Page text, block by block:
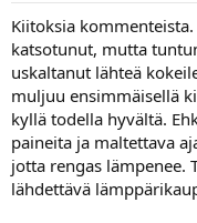
Kiitoksia
katsotunut, mutta
uskaltanut lähteä
muljuu ensimmäisellä
kyllä todella hyvältä.
paineita ja maltettava
jotta rengas lämpenee.
lähdettävä